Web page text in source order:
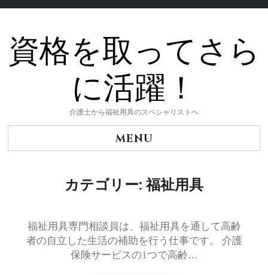
Skip
to
content
資格を取ってさら
に活躍！
介護士から福祉用具のスペシャリストへ
MENU
カテゴリー:福祉用具
福祉用具専門相談員は、福祉用具を通して高齢
者の自立した生活の補助を行う仕事です。 介護
保険サービスの1つで高齢…